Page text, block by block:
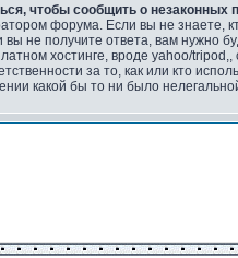
чтобы сообщить о незаконных
форума. Если вы не знаете,
не получите ответа, вам нужно
хостинге, вроде yahoo/
за то, как или кто
какой бы то ни было